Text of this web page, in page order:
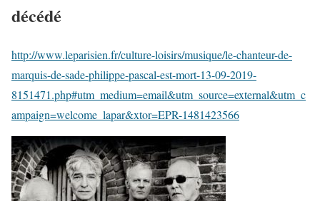
décédé
http://www.leparisien.fr/culture-loisirs/musique/le-chanteur-de-
marquis-de-sade-philippe-pascal-est-mort-13-09-2019-
8151471.php#utm_medium=email&utm_source=external&utm_c
ampaign=welcome_lapar&xtor=EPR-1481423566